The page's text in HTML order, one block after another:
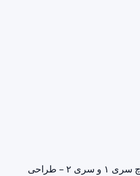
– مناسب برای اپل واچ سری ۱ و سری ۲ – طراحی